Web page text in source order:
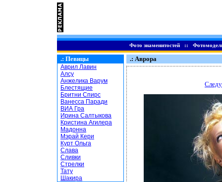
Фото знаменитостей::
.: Певицы
Аврил Лавин
Алсу
Анжелика Варум
Блестящие
Бритни Спирс
Ванесса Паради
ВИА Гра
Ирина Салтыкова
Кристина Агилера
Мадонна
Мэрай Кери
Курт Ольга
Слава
Сливки
Стрелки
Тату
Шакира
.: Аврора